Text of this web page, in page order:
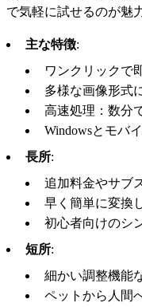
で気軽に試せるのが魅
主な特徴:
ワンクリックで
多様な画像形式
高速処理：数分
Windowsとモバ
長所:
追加料金やサブ
早く簡単に変換
初心者向けのシ
短所:
細かい調整機能
ペットから人間